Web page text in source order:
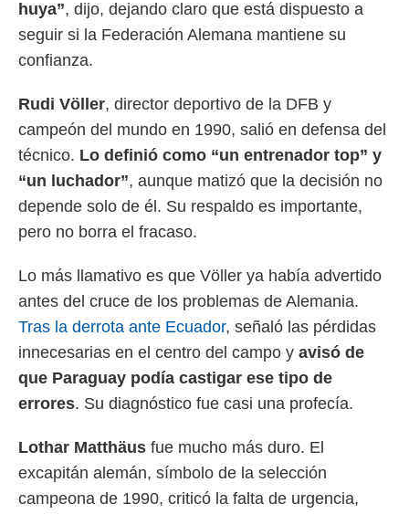
huya”, dijo, dejando claro que está dispuesto a
seguir si la Federación Alemana mantiene su
confianza.
Rudi Völler, director deportivo de la DFB y
campeón del mundo en 1990, salió en defensa del
técnico. Lo definió como “un entrenador top” y
“un luchador”, aunque matizó que la decisión no
depende solo de él. Su respaldo es importante,
pero no borra el fracaso.
Lo más llamativo es que Völler ya había advertido
antes del cruce de los problemas de Alemania.
Tras la derrota ante Ecuador, señaló las pérdidas
innecesarias en el centro del campo y avisó de
que Paraguay podía castigar ese tipo de
errores. Su diagnóstico fue casi una profecía.
Lothar Matthäus fue mucho más duro. El
excapitán alemán, símbolo de la selección
campeona de 1990, criticó la falta de urgencia,